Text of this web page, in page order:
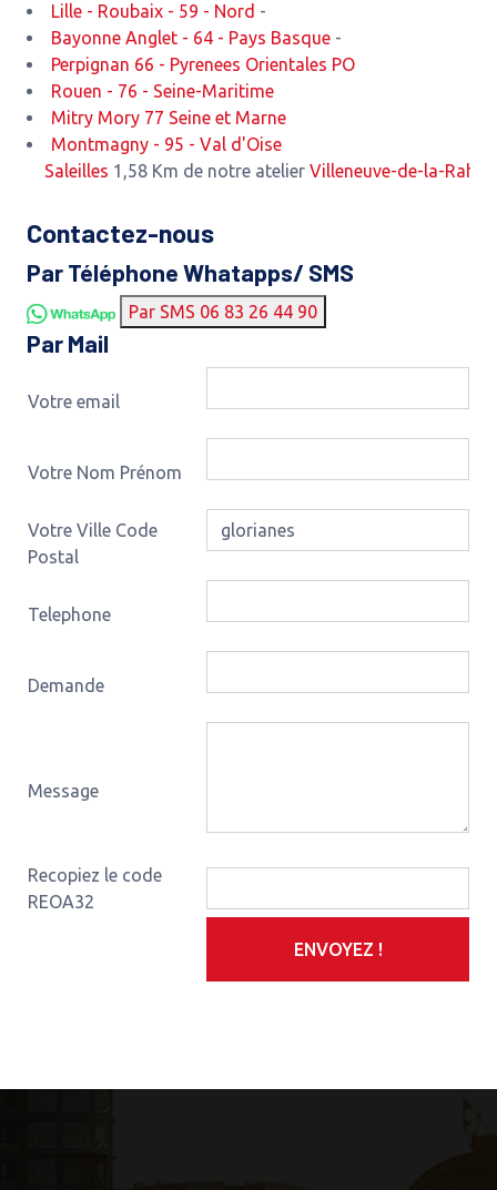
Lille - Roubaix - 59 - Nord -
Bayonne Anglet - 64 - Pays Basque -
Perpignan 66 - Pyrenees Orientales PO
Rouen - 76 - Seine-Maritime
Mitry Mory 77 Seine et Marne
Montmagny - 95 - Val d'Oise
Saleilles1,58 Km de notre atelierVilleneuve-de-la-Raho2,52
Contactez-nous
Par Téléphone Whatapps/ SMS
Par SMS 06 83 26 44 90
Par Mail
Votre email
Votre Nom Prénom
Votre Ville Code
Postal
Telephone
Demande
Message
Recopiez le code
REOA32
ENVOYEZ !